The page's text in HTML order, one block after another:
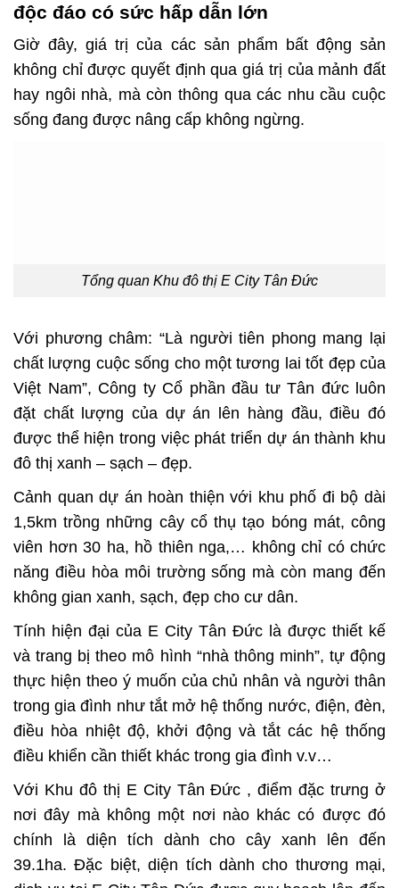
độc đáo có sức hấp dẫn lớn
Giờ đây, giá trị của các sản phẩm bất động sản
không chỉ được quyết định qua giá trị của mảnh đất
hay ngôi nhà, mà còn thông qua các nhu cầu cuộc
sống đang được nâng cấp không ngừng.
Tổng quan Khu đô thị E City Tân Đức
Với phương châm: “Là người tiên phong mang lại
chất lượng cuộc sống cho một tương lai tốt đẹp của
Việt Nam”, Công ty Cổ phần đầu tư Tân đức luôn
đặt chất lượng của dự án lên hàng đầu, điều đó
được thể hiện trong việc phát triển dự án thành khu
đô thị xanh – sạch – đẹp.
Cảnh quan dự án hoàn thiện với khu phố đi bộ dài
1,5km trồng những cây cổ thụ tạo bóng mát, công
viên hơn 30 ha, hồ thiên nga,… không chỉ có chức
năng điều hòa môi trường sống mà còn mang đến
không gian xanh, sạch, đẹp cho cư dân.
Tính hiện đại của E City Tân Đức là được thiết kế
và trang bị theo mô hình “nhà thông minh”, tự động
thực hiện theo ý muốn của chủ nhân và người thân
trong gia đình như tắt mở hệ thống nước, điện, đèn,
điều hòa nhiệt độ, khởi động và tắt các hệ thống
điều khiển cần thiết khác trong gia đình v.v…
Với Khu đô thị E City Tân Đức , điểm đặc trưng ở
nơi đây mà không một nơi nào khác có được đó
chính là diện tích dành cho cây xanh lên đến
39.1ha. Đặc biệt, diện tích dành cho thương mại,